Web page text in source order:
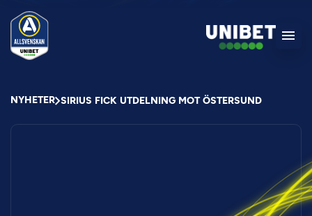
NYHETER SIRIUS FICK UTDELNING MOT ÖSTERSUND